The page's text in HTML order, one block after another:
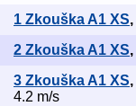
1 Zkouška A1 XS,
2 Zkouška A1 XS,
3 Zkouška A1 XS,
4.2 m/s